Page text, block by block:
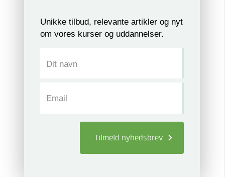
Unikke tilbud, relevante artikler og nyt
om vores kurser og uddannelser.
Dit navn
Email
Tilmeld nyhedsbrev